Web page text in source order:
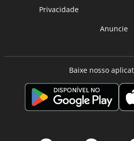
Privacidade
Anuncie
Baixe nosso